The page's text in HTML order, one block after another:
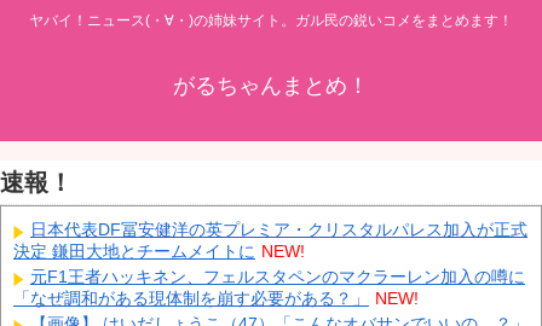
ヤバイ！ニュース(・∀・)の姉妹サイト。ガル民の鋭いコメをまとめます！
がるちゃんまとめ！
速報！
日本代表DF冨安健洋の英プレミア・クリスタルパレス加入が正式
決定 鎌田大地とチームメイトに NEW!
元F1王者ハッキネン、フェルスタペンのマクラーレン加入の噂に
「なぜ調和がある現体制を崩す必要がある？」
NEW!